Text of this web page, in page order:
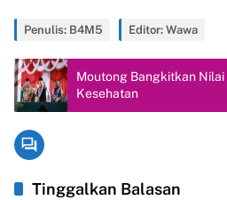
Penulis: B4M5 Editor: Wawa
Moutong Bangkitkan Nilai
Kesehatan
Tinggalkan Balasan